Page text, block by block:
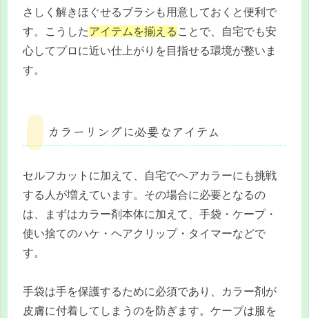
さしく解きほぐせるブラシも用意しておくと便利で
す。こうしたアイテムを揃える ことで、自宅でも安
心してプロに近い仕上がりを目指せる環境が整いま
す。
カラーリングに必要なアイテム
セルフカットに加えて、自宅でヘアカラーにも挑戦
する人が増えています。その場合に必要となるの
は、まずはカラー剤本体に加えて、手袋・ケープ・
使い捨てのハケ・ヘアクリップ・タイマーなどで
す。
手袋は手を保護するために必須であり、カラー剤が
皮膚に付着してしまうのを防ぎます。ケープは服を